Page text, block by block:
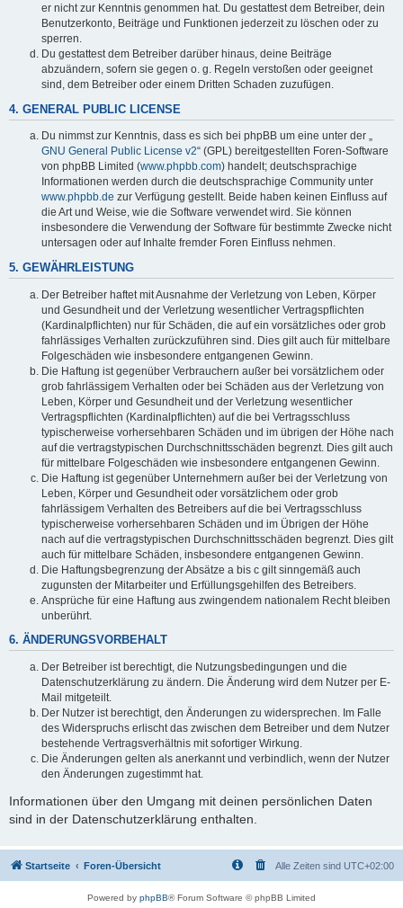
er nicht zur Kenntnis genommen hat. Du gestattest dem Betreiber, dein
Benutzerkonto, Beiträge und Funktionen jederzeit zu löschen oder zu
sperren.
Du gestattest dem Betreiber darüber hinaus, deine Beiträge
abzuändern, sofern sie gegen o. g. Regeln verstoßen oder geeignet
sind, dem Betreiber oder einem Dritten Schaden zuzufügen.
4. GENERAL PUBLIC LICENSE
Du nimmst zur Kenntnis, dass es sich bei phpBB um eine unter der „
GNU General Public License v2“ (GPL) bereitgestellten Foren-Software
von phpBB Limited (www.phpbb.com) handelt; deutschsprachige
Informationen werden durch die deutschsprachige Community unter
www.phpbb.de zur Verfügung gestellt. Beide haben keinen Einfluss auf
die Art und Weise, wie die Software verwendet wird. Sie können
insbesondere die Verwendung der Software für bestimmte Zwecke nicht
untersagen oder auf Inhalte fremder Foren Einfluss nehmen.
5. GEWÄHRLEISTUNG
Der Betreiber haftet mit Ausnahme der Verletzung von Leben, Körper
und Gesundheit und der Verletzung wesentlicher Vertragspflichten
(Kardinalpflichten) nur für Schäden, die auf ein vorsätzliches oder grob
fahrlässiges Verhalten zurückzuführen sind. Dies gilt auch für mittelbare
Folgeschäden wie insbesondere entgangenen Gewinn.
Die Haftung ist gegenüber Verbrauchern außer bei vorsätzlichem oder
grob fahrlässigem Verhalten oder bei Schäden aus der Verletzung von
Leben, Körper und Gesundheit und der Verletzung wesentlicher
Vertragspflichten (Kardinalpflichten) auf die bei Vertragsschluss
typischerweise vorhersehbaren Schäden und im übrigen der Höhe nach
auf die vertragstypischen Durchschnittsschäden begrenzt. Dies gilt auch
für mittelbare Folgeschäden wie insbesondere entgangenen Gewinn.
Die Haftung ist gegenüber Unternehmern außer bei der Verletzung von
Leben, Körper und Gesundheit oder vorsätzlichem oder grob
fahrlässigem Verhalten des Betreibers auf die bei Vertragsschluss
typischerweise vorhersehbaren Schäden und im Übrigen der Höhe
nach auf die vertragstypischen Durchschnittsschäden begrenzt. Dies gilt
auch für mittelbare Schäden, insbesondere entgangenen Gewinn.
Die Haftungsbegrenzung der Absätze a bis c gilt sinngemäß auch
zugunsten der Mitarbeiter und Erfüllungsgehilfen des Betreibers.
Ansprüche für eine Haftung aus zwingendem nationalem Recht bleiben
unberührt.
6. ÄNDERUNGSVORBEHALT
Der Betreiber ist berechtigt, die Nutzungsbedingungen und die
Datenschutzerklärung zu ändern. Die Änderung wird dem Nutzer per E-
Mail mitgeteilt.
Der Nutzer ist berechtigt, den Änderungen zu widersprechen. Im Falle
des Widerspruchs erlischt das zwischen dem Betreiber und dem Nutzer
bestehende Vertragsverhältnis mit sofortiger Wirkung.
Die Änderungen gelten als anerkannt und verbindlich, wenn der Nutzer
den Änderungen zugestimmt hat.
Informationen über den Umgang mit deinen persönlichen Daten
sind in der Datenschutzerklärung enthalten.
Startseite Foren-Übersicht Alle Zeiten sind UTC+02:00
Powered by phpBB® Forum Software © phpBB Limited